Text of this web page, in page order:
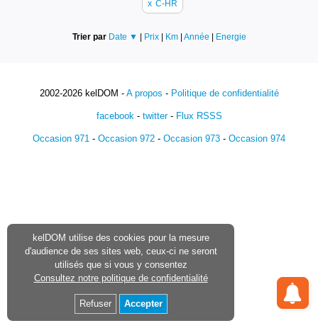
x C-HR
Trier par Date ▼ | Prix | Km | Année | Energie
2002-2026 kelDOM - A propos - Politique de confidentialité
facebook- twitter- Flux RSSS
Occasion 971 - Occasion 972 - Occasion 973 - Occasion 974
kelDOM utilise des cookies pour la mesure
d'audience de ses sites web, ceux-ci ne seront
utilisés que si vous y consentez
Consultez notre politique de confidentialité
Refuser Accepter